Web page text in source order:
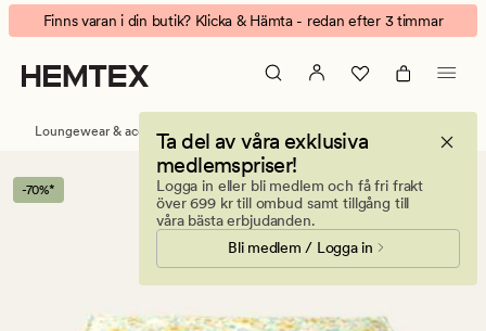
Fanny
smyckeskrin
multi
Animerad
banner.
Klicka
på
att
pausa.
Finns varan i din butik? Klicka & Hämta - redan efter 3 timmar
Ta del av våra exklusiva
medlemspriser!
Logga in eller bli medlem och få fri frakt
över 699 kr till ombud samt tillgång till
våra bästa erbjudanden.
Bli medlem / Logga in
Loungewear & accessoarer Smyckeskrin
-70%*